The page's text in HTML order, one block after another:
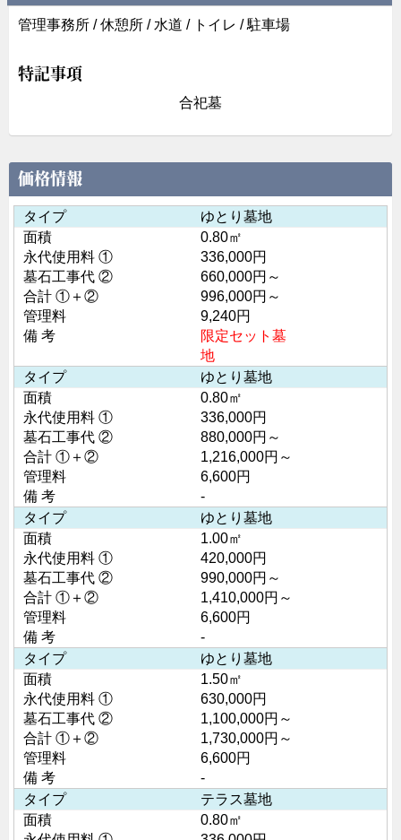
管理事務所 / 休憩所 / 水道 / トイレ / 駐車場
特記事項
合祀墓
価格情報
タイプ
ゆとり墓地
面積
0.80㎡
永代使用料 ①
336,000円
墓石工事代 ②
660,000円～
合計 ①＋②
996,000円～
管理料
9,240円
備 考
限定セット墓
地
タイプ
ゆとり墓地
面積
0.80㎡
永代使用料 ①
336,000円
墓石工事代 ②
880,000円～
合計 ①＋②
1,216,000円～
管理料
6,600円
備 考
-
タイプ
ゆとり墓地
面積
1.00㎡
永代使用料 ①
420,000円
墓石工事代 ②
990,000円～
合計 ①＋②
1,410,000円～
管理料
6,600円
備 考
-
タイプ
ゆとり墓地
面積
1.50㎡
永代使用料 ①
630,000円
墓石工事代 ②
1,100,000円～
合計 ①＋②
1,730,000円～
管理料
6,600円
備 考
-
タイプ
テラス墓地
面積
0.80㎡